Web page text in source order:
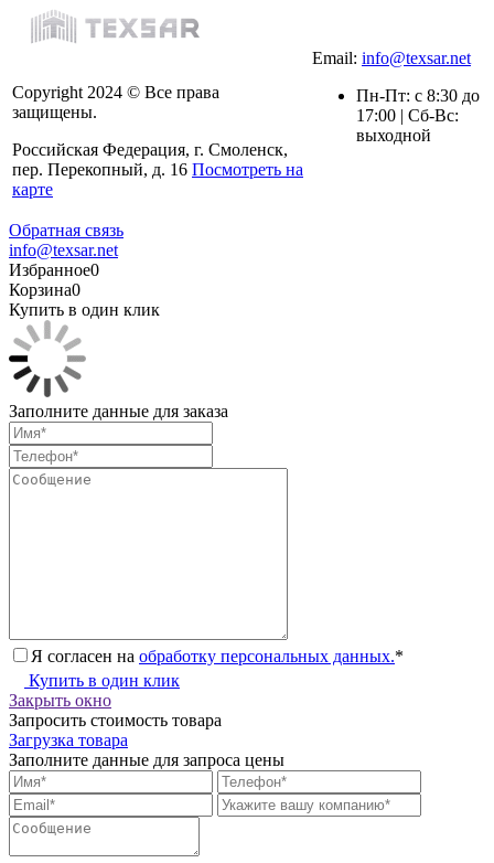
Copyright 2024 © Все права
защищены.
Российская Федерация, г. Смоленск,
пер. Перекопный, д. 16 Посмотреть на
карте
Email: info@texsar.net
Пн-Пт: с 8:30 до
17:00 | Сб-Вс:
выходной
Обратная связь
info@texsar.net
Избранное0
Корзина0
Купить в один клик
Заполните данные для заказа
Я согласен на обработку персональных данных.*
Купить в один клик
Закрыть окно
Запросить стоимость товара
Загрузка товара
Заполните данные для запроса цены